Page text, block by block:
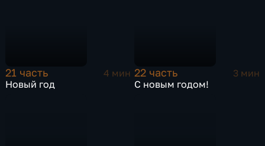
21 часть
4 мин
Новый год
22 часть
3 мин
С новым годом!